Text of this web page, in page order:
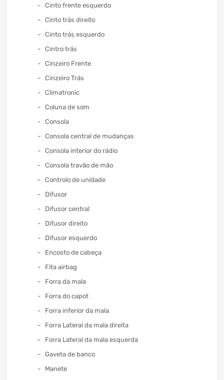
Cinto frente esquerdo
Cinto trás direito
Cinto trás esquerdo
Cintro trás
Cinzeiro Frente
Cinzeiro Trás
Climatronic
Coluna de som
Consola
Consola central de mudanças
Consola interior do rádio
Consola travão de mão
Controlo de unidade
Difusor
Difusor central
Difusor direito
Difusor esquerdo
Encosto de cabeça
Fita airbag
Forra da mala
Forra do capot
Forra inferior da mala
Forra Lateral da mala direita
Forra Lateral da mala esquerda
Gaveta de banco
Manete